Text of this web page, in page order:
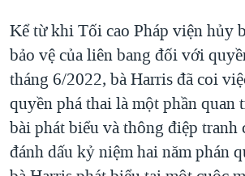
Kể từ khi Tối cao Pháp viện hủy
bảo vệ của liên bang đối với
tháng 6/2022, bà Harris đã coi
quyền phá thai là một phần quan
bài phát biểu và thông điệp tranh
đánh dấu kỷ niệm hai năm phán